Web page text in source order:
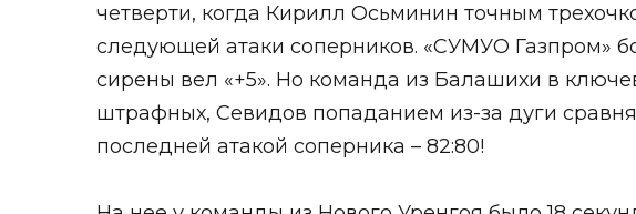
четверти, когда Кирилл Осьминин точным
следующей атаки соперников. «СУМУО Газпром»
сирены вел «+5». Но команда из Балашихи в
штрафных, Севидов попаданием из-за дуги
последней атакой соперника – 82:80!